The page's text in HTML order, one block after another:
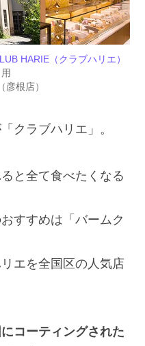
HARIE（クラブハリエ）
彦根店）
クラブハリエ」。
と全て食べたくなる
すすめは「バームク
エを全国区の人気店
コーティングされた